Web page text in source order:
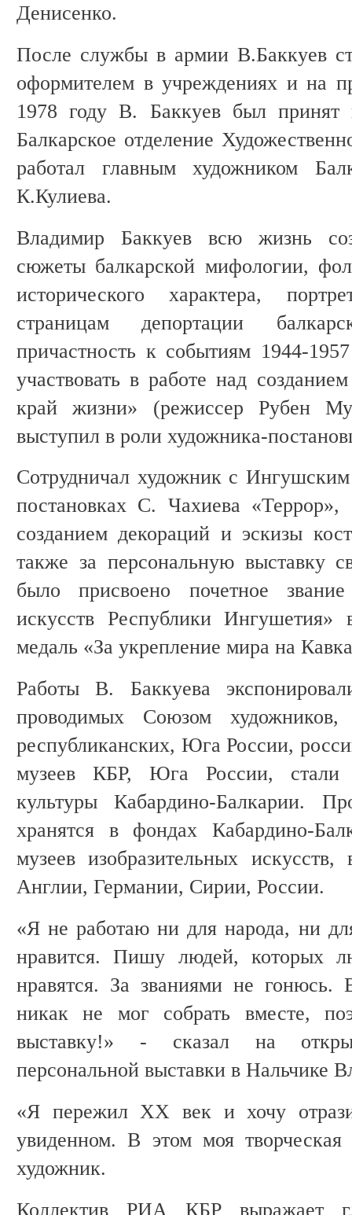
Денисенко.
После службы в армии В.Баккуев
оформителем в учреждениях и на
1978 году В. Баккуев был принят
Балкарское отделение
работал главным художником
К.Кулиева.
Владимир Баккуев всю жизнь
сюжеты балкарской мифологии,
исторического характера,
страницам депортации
причастность к событиям 1944-
участвовать в работе над
край жизни» (режиссер Рубен
выступил в роли художника-
Сотрудничал художник с
постановках С. Чахиева
созданием декораций и эскизы
также за персональную выставку
было присвоено почетное
искусств Республики
медаль «За укрепление мира на
Работы В. Баккуева
проводимых Союзом
республиканских, Юга России,
музеев КБР, Юга России, стали
культуры Кабардино-Балкарии.
хранятся в фондах Кабардино-
музеев изобразительных
Англии, Германии, Сирии, России.
«Я не работаю ни для народа, ни
нравится. Пишу людей, которых
нравятся. За званиями не
никак не мог собрать вместе,
выставку!» - сказал на
персональной выставки в Нальчике
«Я пережил XX век и хочу
увиденном. В этом моя
художник.
Коллектив РИА КБР выражает